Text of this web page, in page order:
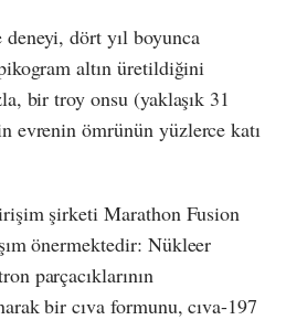
dört yıl boyunca
altın üretildiğini
bir troy onsu (yaklaşık 31
evrenin ömrünün yüzlerce katı
şirketi Marathon Fusion
önermektedir: Nükleer
parçacıklarının
bir cıva formunu, cıva-197